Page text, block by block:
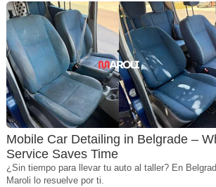
Mobile Car Detailing in Belgrade –
Service Saves Time
¿Sin tiempo para llevar tu auto al taller? En
Maroli lo resuelve por ti.